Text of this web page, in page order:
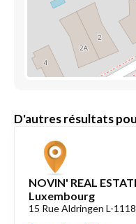
D'autres résultats
NOVIN' REAL
Luxembourg
15 Rue Aldringen L-